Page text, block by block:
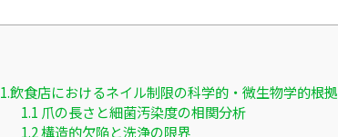
1.飲食店におけるネイル制限の科学的・微生物学的根拠
1.1 爪の長さと細菌汚染度の相関分析
1.2 構造的欠陥と洗浄の限界